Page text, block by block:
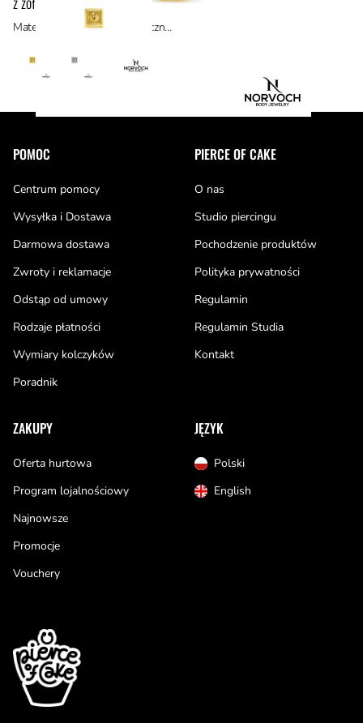
Materiał: materiały hipoalergiczne, złoto 14k
POMOC
Centrum pomocy
Wysyłka i Dostawa
Darmowa dostawa
Zwroty i reklamacje
Odstąp od umowy
Rodzaje płatności
Wymiary kolczyków
Poradnik
PIERCE OF CAKE
O nas
Studio piercingu
Pochodzenie produktów
Polityka prywatności
Regulamin
Regulamin Studia
Kontakt
ZAKUPY
Oferta hurtowa
Program lojalnościowy
Najnowsze
Promocje
Vouchery
JĘZYK
Polski
English